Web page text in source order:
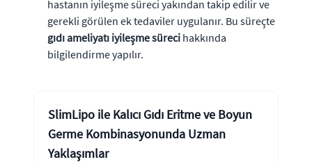
hastanın iyileşme süreci yakından takip edilir ve
gerekli görülen ek tedaviler uygulanır. Bu süreçte
gıdı ameliyatı iyileşme süreci hakkında
bilgilendirme yapılır.
SlimLipo ile Kalıcı Gıdı Eritme ve Boyun
Germe Kombinasyonunda Uzman
Yaklaşımlar